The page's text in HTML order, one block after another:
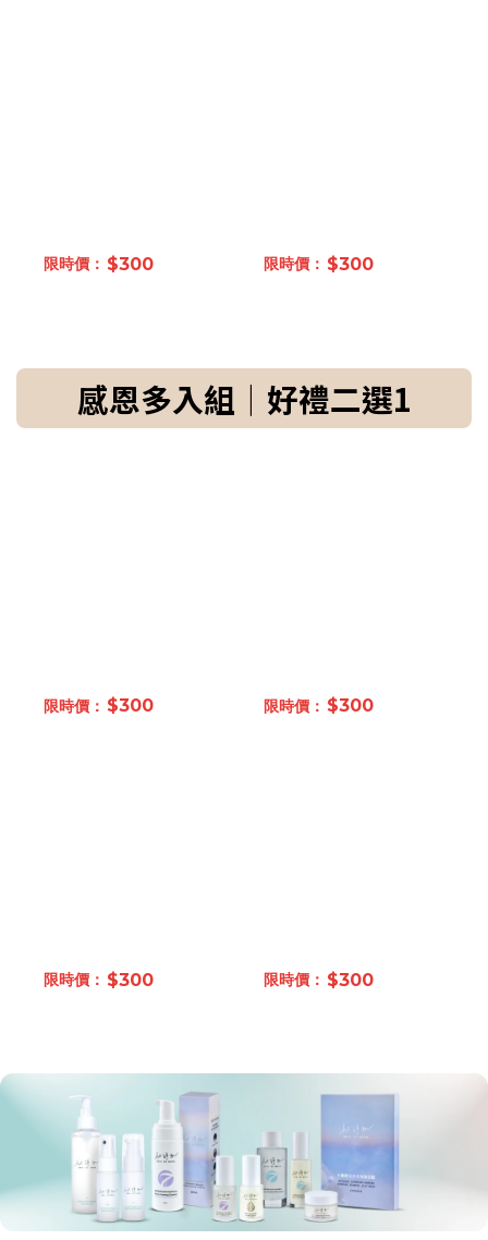
$300 $300
感恩多入組｜好禮二選1
$300 $300
$300 $300